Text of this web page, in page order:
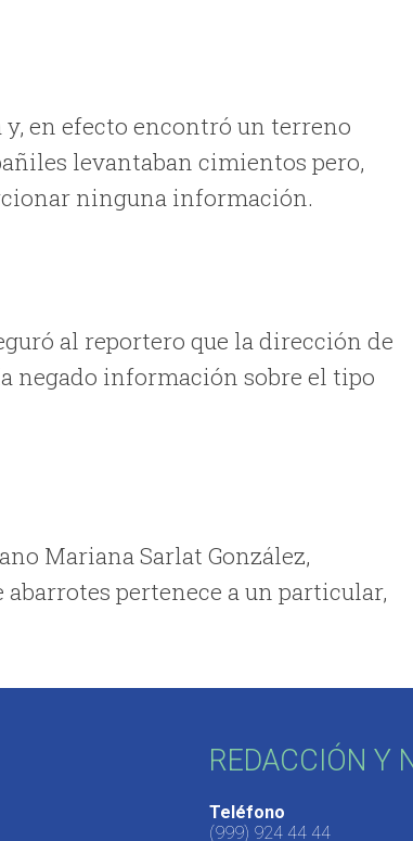
y, en efecto encontró un terreno
levantaban cimientos pero,
ninguna información.
al reportero que la dirección de
negado información sobre el tipo
Mariana Sarlat González,
pertenece a un particular,
REDACCIÓN Y
Teléfono
(999) 924 44 44